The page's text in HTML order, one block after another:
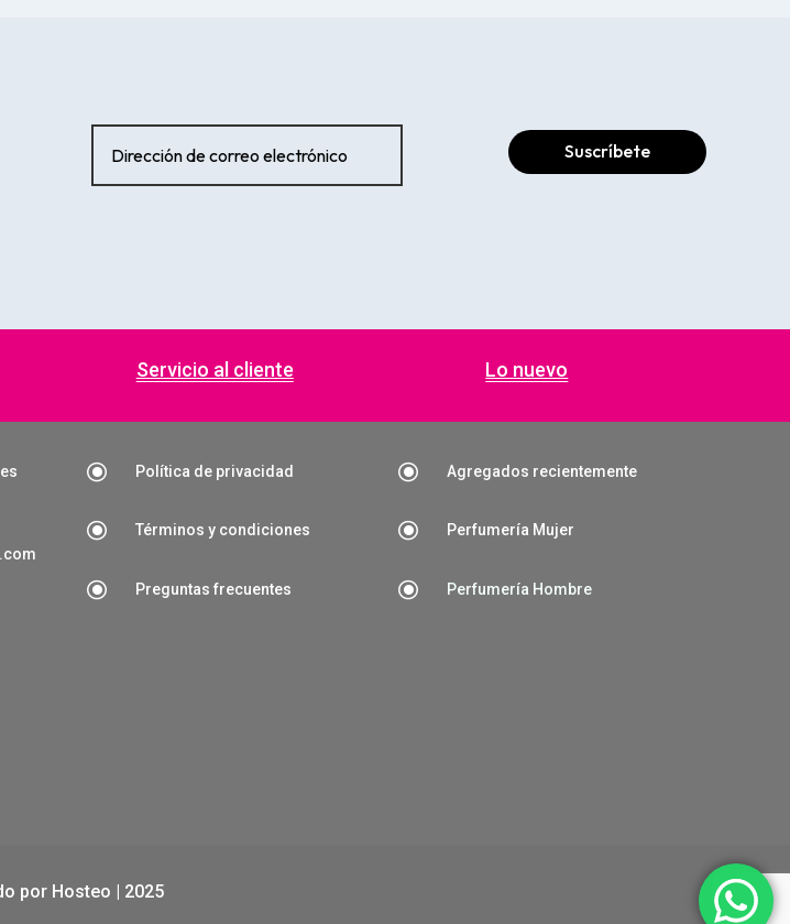
Suscríbete
Servicio al cliente Lo nuevo
\ Política de privacidad
\ Términos y condiciones
\ Preguntas frecuentes
\ Agregados recientemente
\ Perfumería Mujer
\ Perfumería Hombre
por Hosteo | 2025